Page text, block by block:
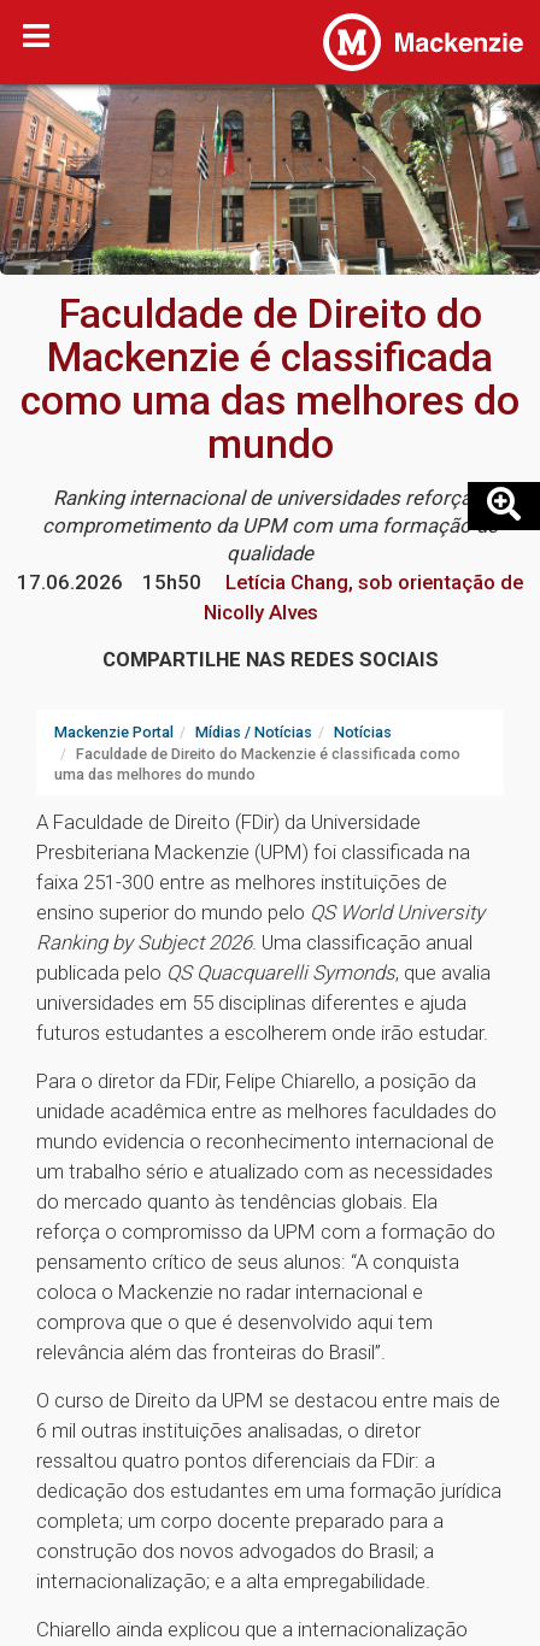
Faculdade de Direito do
Mackenzie é classificada
como uma das melhores do
mundo
Ranking internacional de universidades reforça o
comprometimento da UPM com uma formação de
qualidade
17.06.2026
15h50
Letícia Chang, sob orientação de
Nicolly Alves
COMPARTILHE NAS REDES SOCIAIS
Mackenzie Portal Mídias / Notícias
Notícias
Faculdade de Direito do Mackenzie é classificada como
uma das melhores do mundo
A Faculdade de Direito (FDir) da Universidade
Presbiteriana Mackenzie (UPM) foi classificada na
faixa 251-300 entre as melhores instituições de
ensino superior do mundo pelo QS World University
Ranking by Subject 2026. Uma classificação anual
publicada pelo QS Quacquarelli Symonds, que avalia
universidades em 55 disciplinas diferentes e ajuda
futuros estudantes a escolherem onde irão estudar.
Para o diretor da FDir, Felipe Chiarello, a posição da
unidade acadêmica entre as melhores faculdades do
mundo evidencia o reconhecimento internacional de
um trabalho sério e atualizado com as necessidades
do mercado quanto às tendências globais. Ela
reforça o compromisso da UPM com a formação do
pensamento crítico de seus alunos: “A conquista
coloca o Mackenzie no radar internacional e
comprova que o que é desenvolvido aqui tem
relevância além das fronteiras do Brasil”.
O curso de Direito da UPM se destacou entre mais de
6 mil outras instituições analisadas, o diretor
ressaltou quatro pontos diferenciais da FDir: a
dedicação dos estudantes em uma formação jurídica
completa; um corpo docente preparado para a
construção dos novos advogados do Brasil; a
internacionalização; e a alta empregabilidade.
Chiarello ainda explicou que a internacionalização